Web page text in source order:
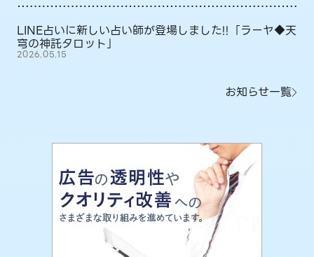
LINE占いに新しい占い師が登場しました!!「ラーヤ◆天
穹の神託タロット」
2026.05.15
お知らせ一覧